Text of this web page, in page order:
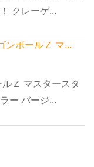
クレーゲ...
ボールＺ マ...
Ｚ マスタースタ
ー バージ...